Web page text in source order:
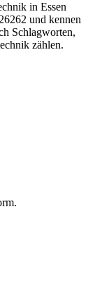
in Essen
und kennen
Schlagworten,
zählen.